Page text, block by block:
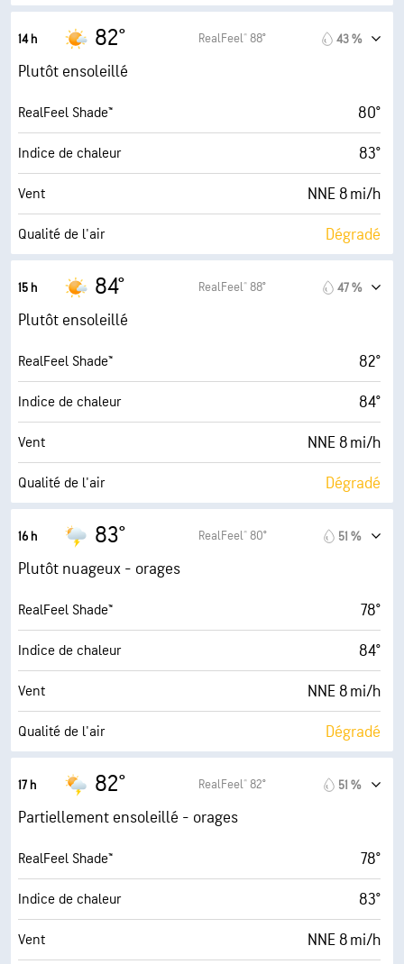
Indice UV maximal
Rafales
Humidité 48 %
Point de rosée 60° F
AccuLumen Brightness Index™ 9 (Très forte)
Couverture nuageuse 36 %
14 h 82° RealFeel® 88° 43 %
Plutôt ensoleillé
RealFeel Shade™ 80°
Indice de chaleur 83°
Vent NNE 8 mi/h
Qualité de l'air Dégradé
Indice UV maximal
Rafales
Humidité 48 %
Point de rosée 61° F
AccuLumen Brightness Index™ 9 (Très forte)
Couverture nuageuse 18 %
15 h 84° RealFeel® 88° 47 %
Plutôt ensoleillé
RealFeel Shade™ 82°
Indice de chaleur 84°
Vent NNE 8 mi/h
Qualité de l'air Dégradé
Indice UV maximal
Rafales
Humidité 46 %
Point de rosée 61° F
AccuLumen Brightness Index™ 9 (Très forte)
Couverture nuageuse 28 %
16 h 83° RealFeel® 80° 51 %
Plutôt nuageux - orages
RealFeel Shade™ 78°
Indice de chaleur 84°
Vent NNE 8 mi/h
Qualité de l'air Dégradé
Indice UV maximal
Rafales
Humidité 50 %
Point de rosée 62° F
AccuLumen Brightness Index™ 6 (Moyenne)
17 h 82° RealFeel® 82° 51 %
Partiellement ensoleillé - orages
RealFeel Shade™ 78°
Indice de chaleur 83°
Vent NNE 8 mi/h